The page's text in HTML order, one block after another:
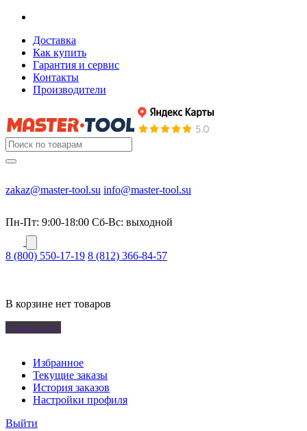
Доставка
Как купить
Гарантия и сервис
Контакты
Производители
zakaz@master-tool.su info@master-tool.su
Пн-Пт: 9:00-18:00 Cб-Вс: выходной
8 (800) 550-17-19 8 (812) 366-84-57
В корзине нет товаров
Удалить все
Избранное
Текущие заказы
История заказов
Настройки профиля
Выйти